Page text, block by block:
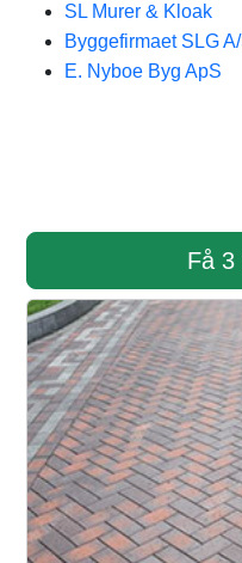
SL Murer & Kloak
Byggefirmaet SLG
E. Nyboe Byg ApS
Få 3